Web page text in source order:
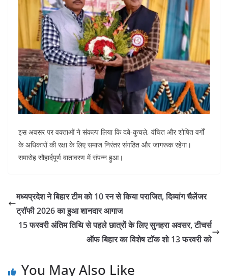
इस अवसर पर वक्ताओं ने संकल्प लिया कि दबे-कुचले, वंचित और शोषित वर्गों
के अधिकारों की रक्षा के लिए समाज निरंतर संगठित और जागरूक रहेगा।
समारोह सौहार्दपूर्ण वातावरण में संपन्न हुआ।
मध्यप्रदेश ने बिहार टीम को 10 रन से किया पराजित, दिव्यांग चैलेंजर
ट्रॉफी 2026 का हुआ शानदार आगाज
15 फरवरी अंतिम तिथि से पहले छात्रों के लिए सुनहरा अवसर, टीचर्स
ऑफ बिहार का विशेष टॉक शो 13 फरवरी को
You May Also Like